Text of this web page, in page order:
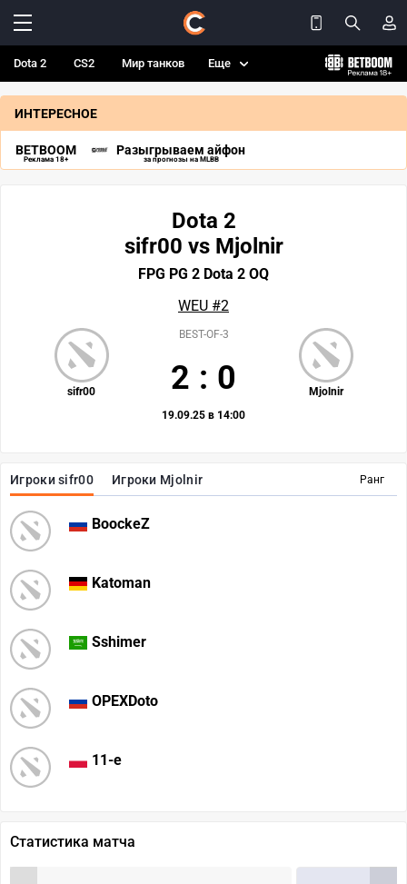
Dota 2 CS2 Мир танков Еще
ИНТЕРЕСНОЕ
BETBOOM
Реклама 18+
Разыгрываем айфон
за прогнозы на MLBB
Ранг
Игроки sifr00 Игроки Mjolnir
BoockeZ
Katoman
Sshimer
OPEXDoto
11-e
Dota 2
sifr00 vs Mjolnir
FPG PG 2 Dota 2 OQ
WEU #2
sifr00 Mjolnir
BEST-OF-3
2 : 0
19.09.25 в 14:00
Статистика матча